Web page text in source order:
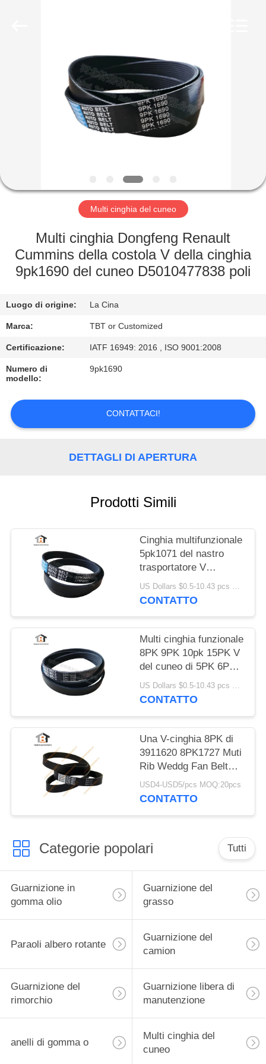
PRODOTTI
GIRO
FABBRICA
CONTROLLO
QUALITÀ
CONTATTICI
NOTIZIE
CASI
Multi cinghia del cuneo
Multi cinghia Dongfeng Renault
Cummins della costola V della cinghia
9pk1690 del cuneo D5010477838 poli
Luogo di origine: La Cina
Marca: TBT or Customized
Certificazione: IATF 16949: 2016 , ISO 9001:2008
Numero di
modello:
9pk1690
CONTATTACI!
DETTAGLI DI APERTURA
Prodotti Simili
Cinghia multifunzionale
5pk1071 del nastro
trasportatore V
dell'OEM D5010224370
US Dollars $0.5-10.43 pcs MOQ:50 pezzi
CONTATTO
Multi cinghia funzionale
8PK 9PK 10pk 15PK V
del cuneo di 5PK 6PK -
cinghia
US Dollars $0.5-10.43 pcs MOQ:50 pezzi
CONTATTO
Una V-cinghia 8PK di
3911620 8PK1727 Muti
Rib Weddg Fan Belt
For Cummins Engine
USD4-USD5/pcs MOQ:20pcs
CONTATTO
Categorie popolari Tutti
Guarnizione in
gomma olio
Guarnizione del
grasso
Paraoli albero rotante
Guarnizione del
camion
Guarnizione del
rimorchio
Guarnizione libera di
manutenzione
anelli di gomma o
Multi cinghia del
cuneo